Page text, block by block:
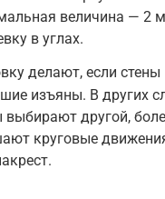
величина — 2
в углах.
делают, если стены
изъяны. В других
выбирают другой,
круговые